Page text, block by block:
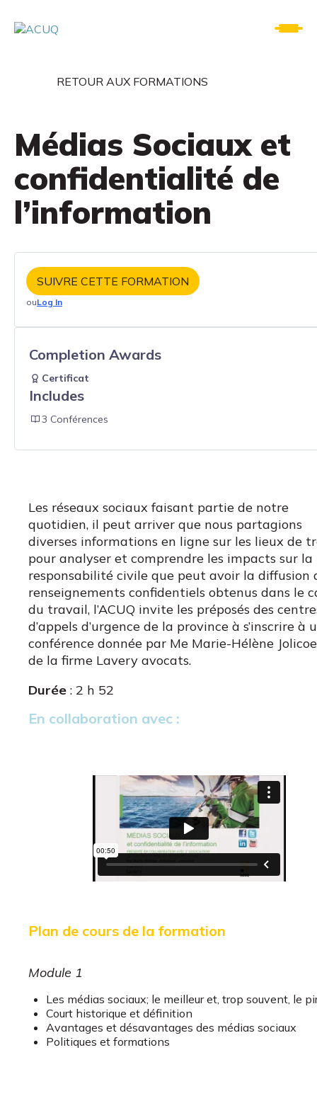
RETOUR AUX FORMATIONS
Médias Sociaux et
confidentialité de
l’information
Les réseaux sociaux faisant partie de notre
quotidien, il peut arriver que nous partagions
diverses informations en ligne sur les lieux de
pour analyser et comprendre les impacts sur la
responsabilité civile que peut avoir la diffusion
renseignements confidentiels obtenus dans le
du travail, l’ACUQ invite les préposés des
d’appels d’urgence de la province à s’inscrire à
conférence donnée par Me Marie-Hélène
de la firme Lavery avocats.
Durée : 2 h 52
En collaboration avec :
Plan de cours de la formation
Module 1
Les médias sociaux; le meilleur et, trop souvent, le
Court historique et définition
Avantages et désavantages des médias sociaux
Politiques et formations
SUIVRE CETTE FORMATION
ouLog In
Completion Awards
Certificat
Includes
3 Conférences